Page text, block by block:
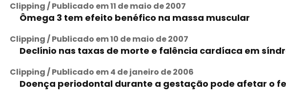
Clipping / Publicado em 11 de maio de 2007
Ômega 3 tem efeito benéfico na massa muscular
Clipping / Publicado em 10 de maio de 2007
Declínio nas taxas de morte e falência cardíaca em
Clipping / Publicado em 4 de janeiro de 2006
Doença periodontal durante a gestação pode afetar o